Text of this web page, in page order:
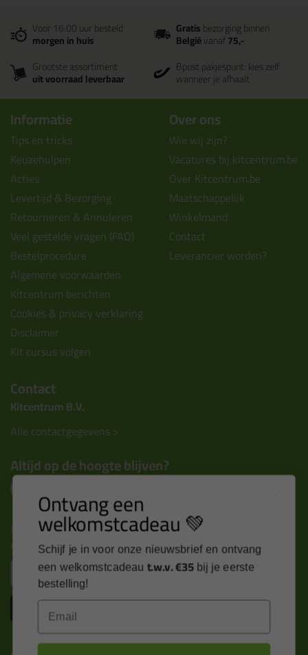
Voor 16:00 uur besteld
morgen in huis
Gratisbezorging binnen
Belgiëvanaf75,-
Grootste assortiment
uit voorraad leverbaar
Bpost pakjespunt: kies zelf
wanneer je afhaalt
Informatie
Tips en tricks
Keuzehulpen
Acties
Levertijd & Bezorging
Retourneren & Annuleren
Veel gestelde vragen (FAQ)
Bestelprocedure
Algemene voorwaarden
Kitcentrum berichten
Cookies & privacy verklaring
Disclaimer
Kit cursus volgen
Over ons
Wie wij zijn?
Vacatures bij kitcentrum.be
Over Kitcentrum.be
Maatschappelijk
Winkelmand
Contact
Leverancier worden?
Contact
Kitcentrum B.V.
Alle contactgegevens >
Altijd op de hoogte blijven?
Nieuws, tips en exclusieve deals rechtstreeks in je
inbox
Inschrijven
Ontvang een
welkomstcadeau 💚
Schijf je in voor onze nieuwsbrief en ontvang
een welkomstcadeau t.w.v. €35 bij je eerste
bestelling!